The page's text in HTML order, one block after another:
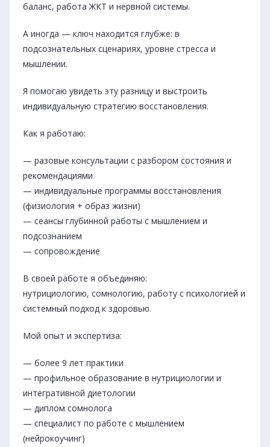
баланс, работа ЖКТ и нервной системы.
А иногда — ключ находится глубже: в
подсознательных сценариях, уровне стресса и
мышлении.
Я помогаю увидеть эту разницу и выстроить
индивидуальную стратегию восстановления.
Как я работаю:
— разовые консультации с разбором состояния и
рекомендациями
— индивидуальные программы восстановления
(физиология + образ жизни)
— сеансы глубинной работы с мышлением и
подсознанием
— сопровождение
В своей работе я объединяю:
нутрициологию, сомнологию, работу с психологией и
системный подход к здоровью.
Мой опыт и экспертиза:
— более 9 лет практики
— профильное образование в нутрициологии и
интегративной диетологии
— диплом сомнолога
— специалист по работе с мышлением
(нейрокоучинг)